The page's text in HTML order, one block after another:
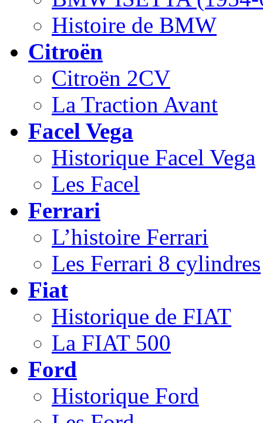
Histoire de BMW
Citroën
Citroën 2CV
La Traction Avant
Facel Vega
Historique Facel Vega
Les Facel
Ferrari
L’histoire Ferrari
Les Ferrari 8 cylindres
Fiat
Historique de FIAT
La FIAT 500
Ford
Historique Ford